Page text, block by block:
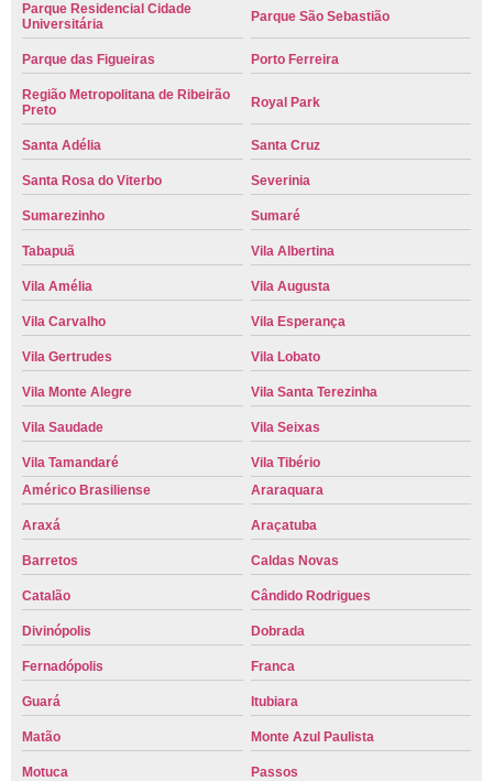
Parque Residencial Cidade
Universitária
Parque São Sebastião
Parque das Figueiras Porto Ferreira
Região Metropolitana de Ribeirão
Preto
Royal Park
Santa Adélia Santa Cruz
Santa Rosa do Viterbo Severinia
Sumarezinho Sumaré
Tabapuã Vila Albertina
Vila Amélia Vila Augusta
Vila Carvalho Vila Esperança
Vila Gertrudes Vila Lobato
Vila Monte Alegre Vila Santa Terezinha
Vila Saudade Vila Seixas
Vila Tamandaré
Vila Tibério
Américo Brasiliense
Araraquara
Araxá Araçatuba
Barretos Caldas Novas
Catalão Cândido Rodrigues
Divinópolis Dobrada
Fernadópolis Franca
Guará Itubiara
Matão Monte Azul Paulista
Motuca Passos